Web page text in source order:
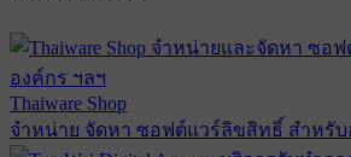
Thaiware Shop
จำหน่าย จัดหา ซอฟต์แวร์ลิขสิทธิ์ สำหรับ